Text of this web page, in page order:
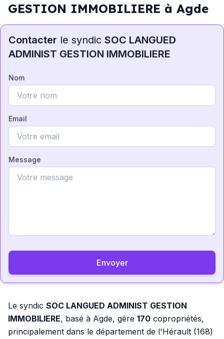
GESTION IMMOBILIERE à Agde
Contacter le syndic SOC LANGUED
ADMINIST GESTION IMMOBILIERE
Nom
Email
Message
Envoyer
Le syndic SOC LANGUED ADMINIST GESTION
IMMOBILIERE, basé à Agde, gère 170 copropriétés,
principalement dans le département de l'Hérault (168)